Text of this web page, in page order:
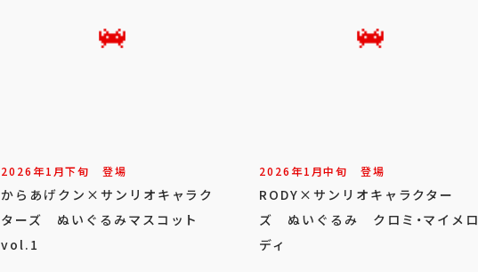
2026年1月下旬 登場
からあげクン×サンリオキャラク
ターズ ぬいぐるみマスコット
vol.1
2026年1月中旬 登場
RODY×サンリオキャラクター
ズ ぬいぐるみ クロミ・マイメロ
ディ